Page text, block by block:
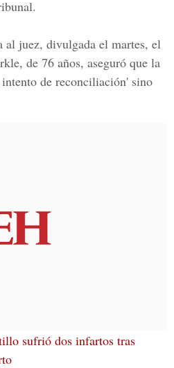
al juez, divulgada el martes, el
de 76 años, aseguró que la
de reconciliación' sino
sufrió dos infartos tras